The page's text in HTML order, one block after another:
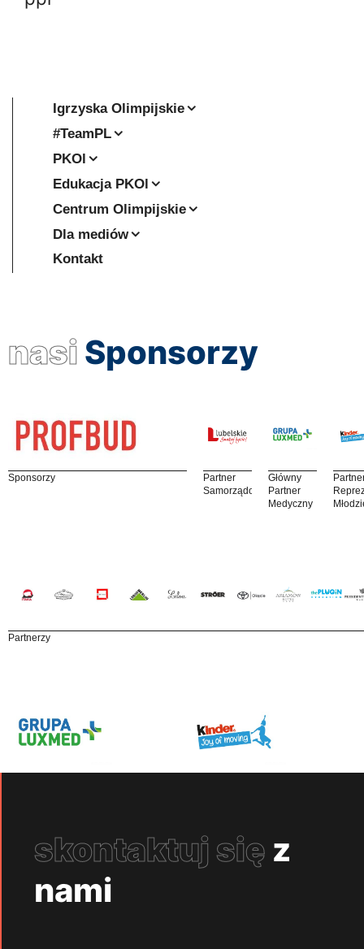
Igrzyska Olimpijskie
#TeamPL
PKOl
Edukacja PKOl
Centrum Olimpijskie
Dla mediów
Kontakt
nasi Sponsorzy
Sponsorzy
Partner
Samorządowy
Główny
Partner
Medyczny
Partnerzy
skontaktuj się z
nami